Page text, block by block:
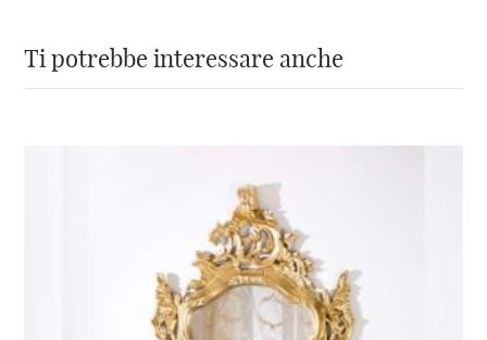
Ti potrebbe interessare anche